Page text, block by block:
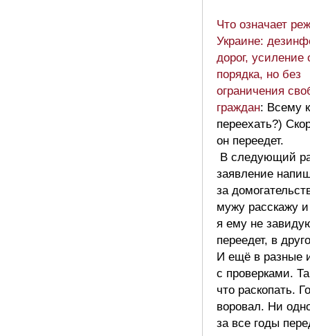
Что означает
Украине:
дорог, усиление
порядка, но без
ограничения
граждан: Всему
переехать?)
он переедет.
В следующий
заявление
за
мужу расскажу и
я ему не
переедет, в
И ещё в разные
с проверками.
что раскопать.
воровал. Ни
за все годы